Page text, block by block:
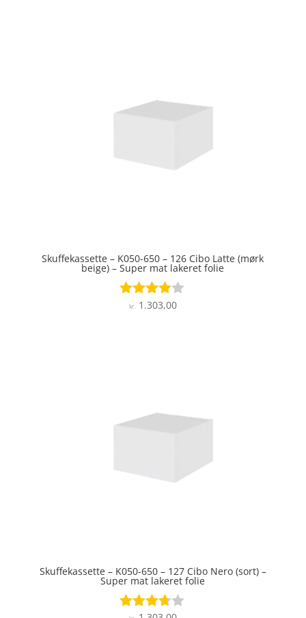
Skuffekassette – K050-650 – 126 Cibo Latte (mørk
beige) – Super mat lakeret folie
Vurderet
kr. 1.303,00
Skuffekassette – K050-650 – 127 Cibo Nero (sort) –
Super mat lakeret folie